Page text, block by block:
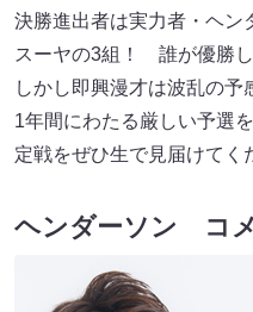
決勝進出者は実力者・ヘン
スーヤの3組！ 誰が優勝し
しかし即興漫才は波乱の予
1年間にわたる厳しい予選
定戦をぜひ生で見届けてく
ヘンダーソン コ